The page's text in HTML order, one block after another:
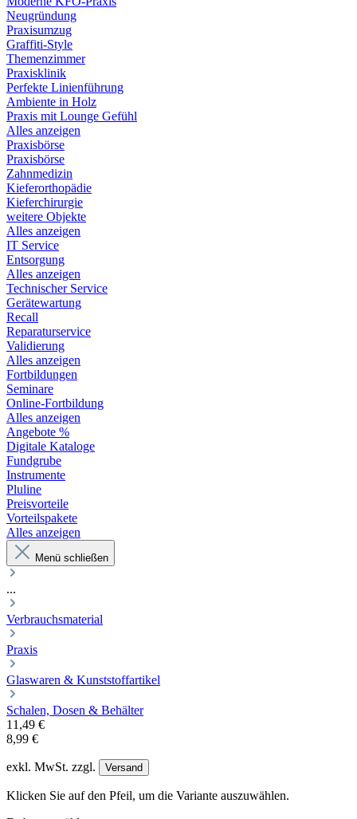
Neugründung
Praxisumzug
Graffiti-Style
Themenzimmer
Praxisklinik
Perfekte Linienführung
Ambiente in Holz
Praxis mit Lounge Gefühl
Alles anzeigen
Praxisbörse
Praxisbörse
Zahnmedizin
Kieferorthopädie
Kieferchirurgie
weitere Objekte
Alles anzeigen
IT Service
Entsorgung
Alles anzeigen
Technischer Service
Gerätewartung
Recall
Reparaturservice
Validierung
Alles anzeigen
Fortbildungen
Seminare
Online-Fortbildung
Alles anzeigen
Angebote %
Digitale Kataloge
Fundgrube
Instrumente
Pluline
Preisvorteile
Vorteilspakete
Alles anzeigen
Menü schließen
...
Verbrauchsmaterial
Praxis
Glaswaren & Kunststoffartikel
Schalen, Dosen & Behälter
11,49 €
8,99 €
exkl. MwSt. zzgl. Versand
Klicken Sie auf den Pfeil, um die Variante auszuwählen.